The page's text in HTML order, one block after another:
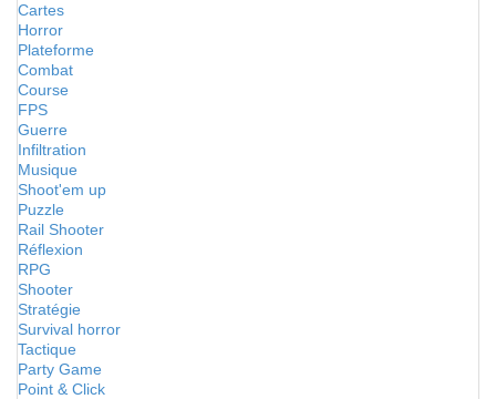
Cartes
Horror
Plateforme
Combat
Course
FPS
Guerre
Infiltration
Musique
Shoot'em up
Puzzle
Rail Shooter
Réflexion
RPG
Shooter
Stratégie
Survival horror
Tactique
Party Game
Point & Click